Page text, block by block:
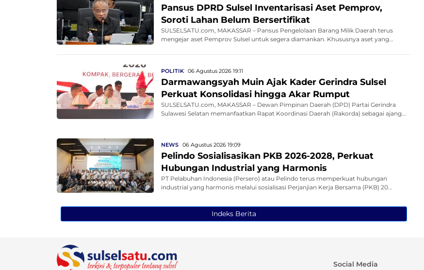
Pansus DPRD Sulsel Inventarisasi Aset Pemprov,
Soroti Lahan Belum Bersertifikat
SULSELSATU.com, MAKASSAR – Pansus Pengelolaan Barang Milik Daerah terus
mengejar aset Pemprov Sulsel untuk segera diamankan. Khususnya aset yang...
POLITIK 06 Agustus 2026 19:11
Darmawangsyah Muin Ajak Kader Gerindra Sulsel
Perkuat Konsolidasi hingga Akar Rumput
SULSELSATU.com, MAKASSAR – Dewan Pimpinan Daerah (DPD) Partai Gerindra
Sulawesi Selatan memanfaatkan Rapat Koordinasi Daerah (Rakorda) sebagai ajang...
NEWS 06 Agustus 2026 19:09
Pelindo Sosialisasikan PKB 2026-2028, Perkuat
Hubungan Industrial yang Harmonis
PT Pelabuhan Indonesia (Persero) atau Pelindo terus memperkuat hubungan
industrial yang harmonis melalui sosialisasi Perjanjian Kerja Bersama (PKB) 20...
Indeks Berita
Social Media